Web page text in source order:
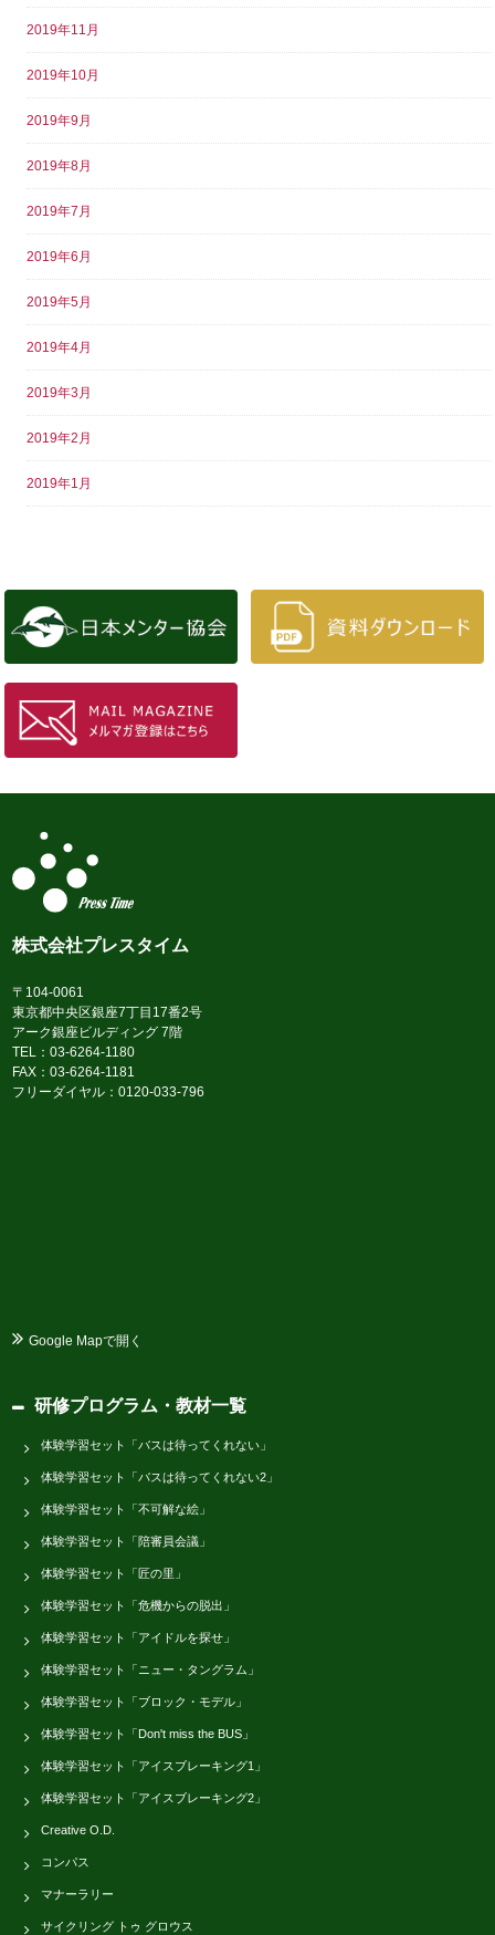
2019年11月
2019年10月
2019年9月
2019年8月
2019年7月
2019年6月
2019年5月
2019年4月
2019年3月
2019年2月
2019年1月
株式会社プレスタイム
〒104-0061
東京都中央区銀座7丁目17番2号
アーク銀座ビルディング 7階
TEL：03-6264-1180
FAX：03-6264-1181
フリーダイヤル：0120-033-796
Google Mapで開く
研修プログラム・教材一覧
体験学習セット「バスは待ってくれない」
体験学習セット「バスは待ってくれない2」
体験学習セット「不可解な絵」
体験学習セット「陪審員会議」
体験学習セット「匠の里」
体験学習セット「危機からの脱出」
体験学習セット「アイドルを探せ」
体験学習セット「ニュー・タングラム」
体験学習セット「ブロック・モデル」
体験学習セット「Don't miss the BUS」
体験学習セット「アイスブレーキング1」
体験学習セット「アイスブレーキング2」
Creative O.D.
コンパス
マナーラリー
サイクリング トゥ グロウス